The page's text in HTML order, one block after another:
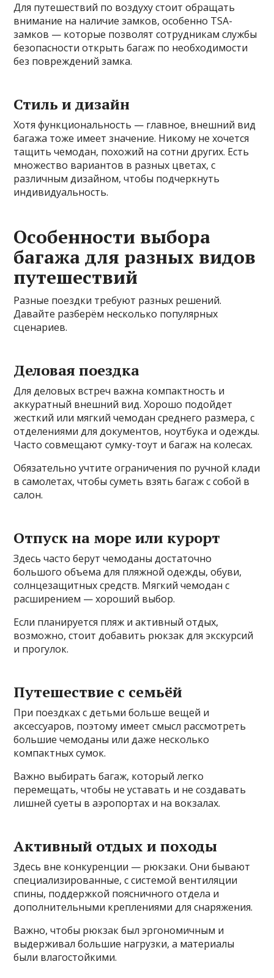
Для путешествий по воздуху стоит обращать
внимание на наличие замков, особенно TSA-
замков — которые позволят сотрудникам службы
безопасности открыть багаж по необходимости
без повреждений замка.
Стиль и дизайн
Хотя функциональность — главное, внешний вид
багажа тоже имеет значение. Никому не хочется
тащить чемодан, похожий на сотни других. Есть
множество вариантов в разных цветах, с
различным дизайном, чтобы подчеркнуть
индивидуальность.
Особенности выбора
багажа для разных видов
путешествий
Разные поездки требуют разных решений.
Давайте разберём несколько популярных
сценариев.
Деловая поездка
Для деловых встреч важна компактность и
аккуратный внешний вид. Хорошо подойдет
жесткий или мягкий чемодан среднего размера, с
отделениями для документов, ноутбука и одежды.
Часто совмещают сумку-тоут и багаж на колесах.
Обязательно учтите ограничения по ручной клади
в самолетах, чтобы суметь взять багаж с собой в
салон.
Отпуск на море или курорт
Здесь часто берут чемоданы достаточно
большого объема для пляжной одежды, обуви,
солнцезащитных средств. Мягкий чемодан с
расширением — хороший выбор.
Если планируется пляж и активный отдых,
возможно, стоит добавить рюкзак для экскурсий
и прогулок.
Путешествие с семьёй
При поездках с детьми больше вещей и
аксессуаров, поэтому имеет смысл рассмотреть
большие чемоданы или даже несколько
компактных сумок.
Важно выбирать багаж, который легко
перемещать, чтобы не уставать и не создавать
лишней суеты в аэропортах и на вокзалах.
Активный отдых и походы
Здесь вне конкуренции — рюкзаки. Они бывают
специализированные, с системой вентиляции
спины, поддержкой поясничного отдела и
дополнительными креплениями для снаряжения.
Важно, чтобы рюкзак был эргономичным и
выдерживал большие нагрузки, а материалы
были влагостойкими.